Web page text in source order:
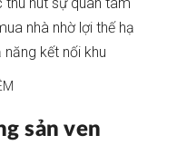
nhà nhờ lợi thế hạ
kết nối khu
sản ven